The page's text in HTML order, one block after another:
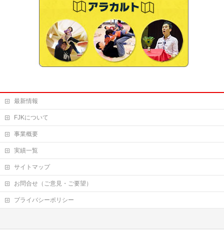
最新情報
FJKについて
事業概要
実績一覧
サイトマップ
お問合せ（ご意見・ご要望）
プライバシーポリシー